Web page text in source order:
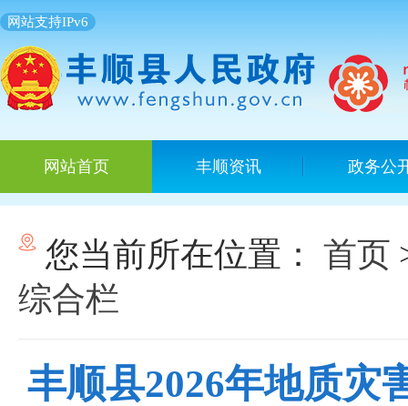
网站支持IPv6
网站首页 丰顺资讯 政务公
您当前所在位置： 首页
综合栏
丰顺县2026年地质灾